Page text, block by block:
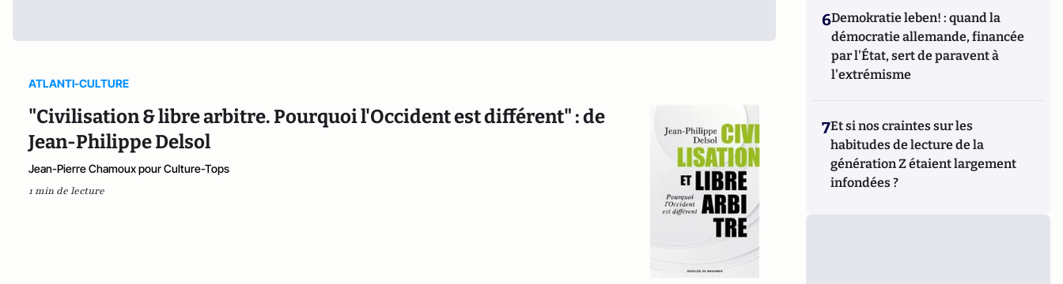
ATLANTI-CULTURE
"Civilisation & libre arbitre. Pourquoi l'Occident est différent" : de
Jean-Philippe Delsol
Jean-Pierre Chamoux pour Culture-Tops
1 min de lecture
6Demokratie leben! : quand la
démocratie allemande, financée
par l'État, sert de paravent à
l'extrémisme
7Et si nos craintes sur les
habitudes de lecture de la
génération Z étaient largement
infondées ?